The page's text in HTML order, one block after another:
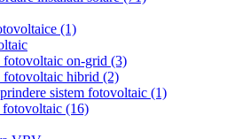
(1)
fotovoltaic on-grid (3)
fotovoltaic hibrid (2)
sistem fotovoltaic (1)
fotovoltaic (16)